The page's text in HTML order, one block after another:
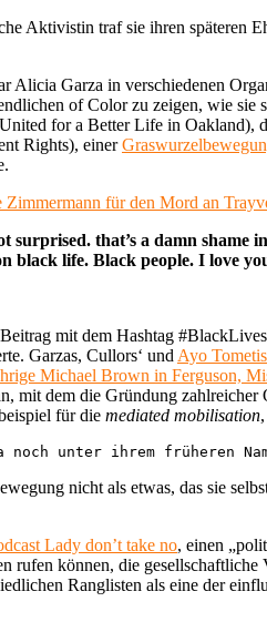
Aktivistin traf sie ihren späteren
Alicia Garza in verschiedenen
of Color zu zeigen, wie
for a Better Life in Oakland),
Rights), einer
Zimmermann für den Mord an
surprised. that’s a damn
black life. Black people. I love
mit dem Hashtag
Garzas, Cullors‘ und Ayo Tometis
Michael Brown in Ferguson,
mit dem die Gründung
für die mediated mobilisation
unter ihrem früheren
nicht als etwas, das sie
Lady don’t take no, einen
rufen können, die
Ranglisten als eine der